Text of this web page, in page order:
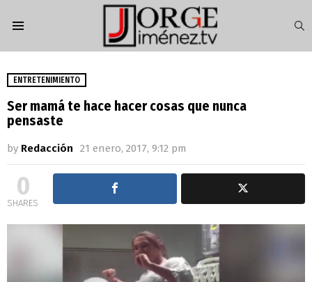
ENTRETENIMIENTO
Ser mamá te hace hacer cosas que nunca
pensaste
by Redacción 21 enero, 2017, 9:12 pm
0
SHARES